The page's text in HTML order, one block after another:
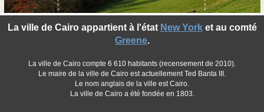
La ville de Cairo appartient à l'état New Yorket au comté
Greene.
La ville de Cairo compte 6 610 habitants (recensement de 2010).
Le maire de la ville de Cairo est actuellement Ted Banta III.
Le nom anglais de la ville est Cairo.
La ville de Cairo a été fondée en 1803.